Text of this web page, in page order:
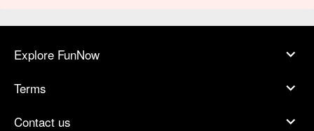
Explore FunNow
Terms
Contact us